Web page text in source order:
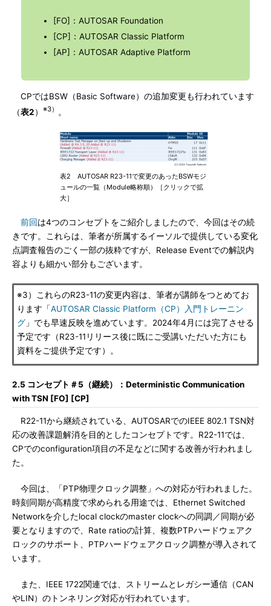
[FO]：AUTOSAR Foundation
[CP]：AUTOSAR Classic Platform
[AP]：AUTOSAR Adaptive Platform
CPではBSW（Basic Software）の追加変更も行われています
（表2） ※3） 。
表2 AUTOSAR R23-11で変更のあったBSWモジ
ュールの一覧（Module略称順）［クリックで拡
大］
前回は4つのコンセプトをご紹介しましたので、今回はその続
きです。これらは、筆者が所属するイーソルで提供している変化
点調査報告のごく一部の抜粋ですが、Release Eventでの解説内
容よりも細かい部分もございます。
※3）これらのR23-11の変更内容は、筆者が講師をつとめてお
ります「AUTOSAR Classic Platform（CP）入門トレーニン
グ 」でも早速反映を進めています。2024年4月には完了させる
予定です（R23-11リリース後に既にご受講いただいた方にも
資料をご提供予定です）。
2.5 コンセプト＃5（継続）：Deterministic Communication
with TSN [FO] [CP]
R22-11から継続されている、AUTOSARでのIEEE 802.1 TSN対
応の改善課題解消を目的としたコンセプトです。R22-11では、
CPでのconfiguration項目の不足などに関する改善が行われまし
た。
今回は、「PTP物理クロック調整」への対応が行われました。
時刻同期が高精度で求められる用途では、Ethernet Switched
Networkを介したlocal clockのmaster clockへの同調／同期が必
要となりますので、Rate ratioの計算、複数PTPハードウェアク
ロックのサポート、PTPハードウェアクロック調整が導入されて
います。
また、IEEE 1722関連では、ストリームとレガシー通信（CAN
やLIN）のトンネリング対応が行われています。